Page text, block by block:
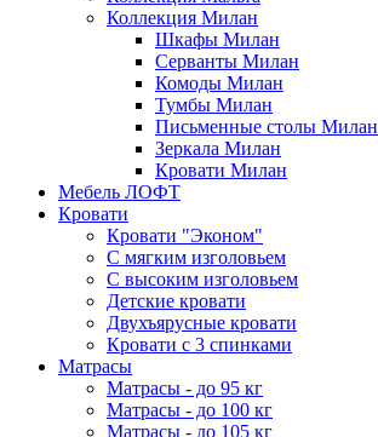
Коллекция Милан
Шкафы Милан
Серванты Милан
Комоды Милан
Тумбы Милан
Письменные столы Милан
Зеркала Милан
Кровати Милан
Мебель ЛОФТ
Кровати
Кровати "Эконом"
С мягким изголовьем
С высоким изголовьем
Детские кровати
Двухъярусные кровати
Кровати с 3 спинками
Матрасы
Матрасы - до 95 кг
Матрасы - до 100 кг
Матрасы - до 105 кг